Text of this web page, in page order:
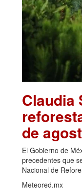
Claudia
de
El Gobierno de
precedentes que
Nacional de
Meteored.mx